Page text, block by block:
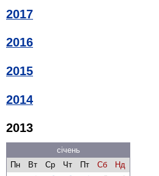
2017
2016
2015
2014
2013
січень
Пн
Вт Ср Чт Пт Сб
Нд